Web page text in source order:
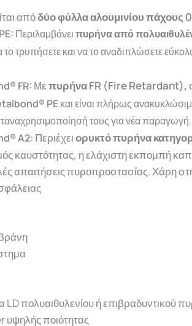
απόδύο φύλλα αλουμινίου πάχους
Περιλαμβάνειπυρήνα από
τρυπήσετε και να το αναδιπλώσετε
FR: Μεπυρήνα FR (Fire Retardant),
PEκαι είναι πλήρως
τουςγιανέαπαραγωγή.
A2: Περιέχειορυκτό πυρήνα
καυστότητας, η ελάχιστη εκπομπή
απαιτήσεις πυροπροστασίας. Χάρη
πολυαιθυλενίου ή επιβραδυντικού
ποιότητας